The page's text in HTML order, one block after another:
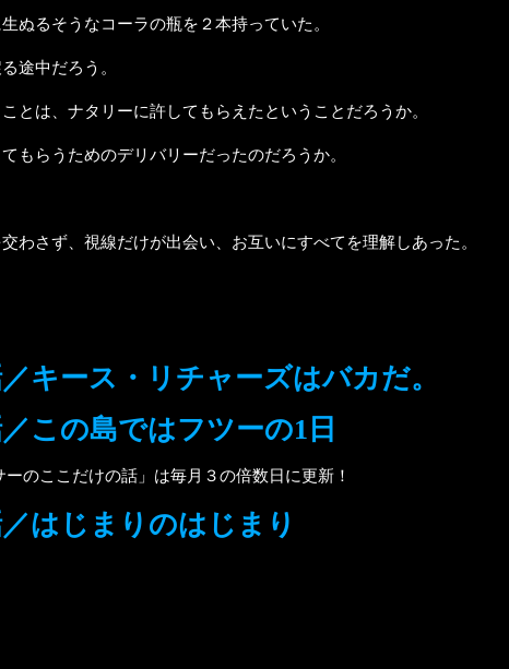
ぬるそうなコーラの瓶を２本持っていた。
途中だろう。
とは、ナタリーに許してもらえたということだろうか。
もらうためのデリバリーだったのだろうか。
わさず、視線だけが出会い、お互いにすべてを理解しあった。
キース・リチャーズはバカだ。
この島ではフツーの1日
ーのここだけの話」は毎月３の倍数日に更新！
はじまりのはじまり